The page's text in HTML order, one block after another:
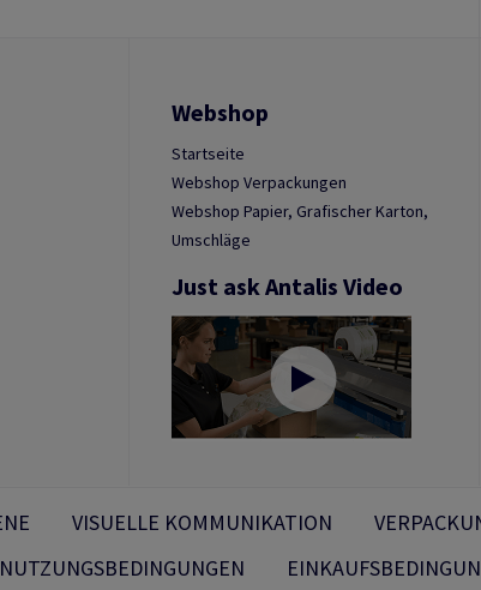
Webshop
Startseite
Webshop Verpackungen
Webshop Papier, Grafischer Karton,
Umschläge
Just ask Antalis Video
VISUELLE KOMMUNIKATION
NUTZUNGSBEDINGUNGEN